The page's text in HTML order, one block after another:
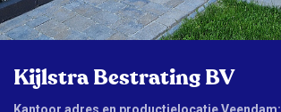
Kijlstra Bestrating BV